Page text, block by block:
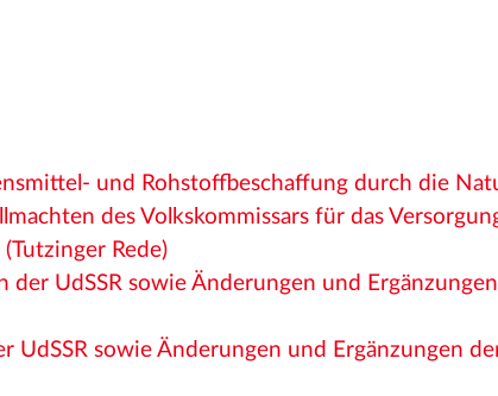
und Rohstoffbeschaffung durch die
des Volkskommissars für das
Rede)
UdSSR sowie Änderungen und
UdSSR sowie Änderungen und Ergänzungen